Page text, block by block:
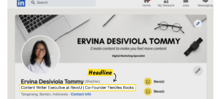
cvmenarik.com
KLIK DISINI UNTUK DOWNLOAD PANDUAN
AFFILIATE MARKETING >>>
Headline Cv Contoh Word Skripsi